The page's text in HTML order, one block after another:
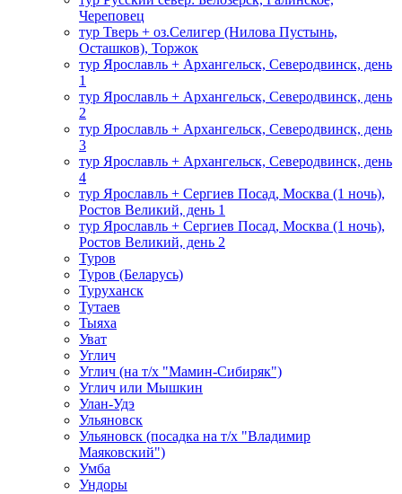
Череповец
тур Тверь + оз.Селигер (Нилова Пустынь,
Осташков), Торжок
тур Ярославль + Архангельск, Северодвинск, день
1
тур Ярославль + Архангельск, Северодвинск, день
2
тур Ярославль + Архангельск, Северодвинск, день
3
тур Ярославль + Архангельск, Северодвинск, день
4
тур Ярославль + Сергиев Посад, Москва (1 ночь),
Ростов Великий, день 1
тур Ярославль + Сергиев Посад, Москва (1 ночь),
Ростов Великий, день 2
Туров
Туров (Беларусь)
Туруханск
Тутаев
Тыяха
Уват
Углич
Углич (на т/х "Мамин-Сибиряк")
Углич или Мышкин
Улан-Удэ
Ульяновск
Ульяновск (посадка на т/х "Владимир
Маяковский")
Умба
Ундоры